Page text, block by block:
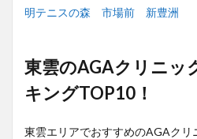
明テニスの森
市場前 新豊洲
東雲のAGAクリニッ
キングTOP10！
東雲エリアでおすすめのAGAクリ